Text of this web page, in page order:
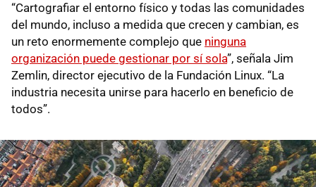
“Cartografiar el entorno físico y todas las comunidades
del mundo, incluso a medida que crecen y cambian, es
un reto enormemente complejo que ninguna
organización puede gestionar por sí sola”, señala Jim
Zemlin, director ejecutivo de la Fundación Linux. “La
industria necesita unirse para hacerlo en beneficio de
todos”.